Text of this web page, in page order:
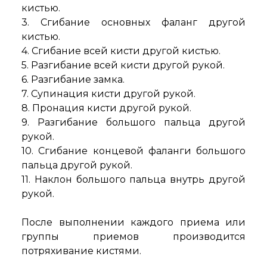
кистью.
3. Сгибание основных фаланг другой
кистью.
4. Сгибание всей кисти другой кистью.
5. Разгибание всей кисти другой рукой.
6. Разгибание замка.
7. Супинация кисти другой рукой.
8. Пронация кисти другой рукой.
9. Разгибание большого пальца другой
рукой.
10. Сгибание концевой фаланги большого
пальца другой рукой.
11. Наклон большого пальца внутрь другой
рукой.
После выполнении каждого приема или
группы приемов производится
потряхивание кистями.